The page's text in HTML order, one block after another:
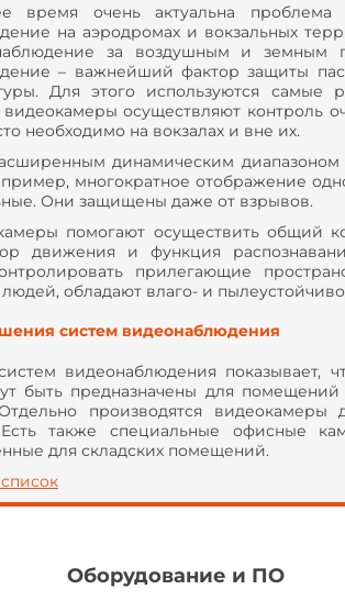
время очень актуальна
на аэродромах и вокзальных
за воздушным и земным
– важнейший фактор защиты
Для этого используются
осуществляют контроль
необходимо на вокзалах и вне их.
динамическим
многократное отображение
Они защищены даже от взрывов.
помогают осуществить общий
движения и функция
прилегающие
обладают влаго- и
систем видеонаблюдения
видеонаблюдения показывает,
быть предназначены для
производятся
Есть также специальные офисные
для складских помещений.
Оборудование и ПО